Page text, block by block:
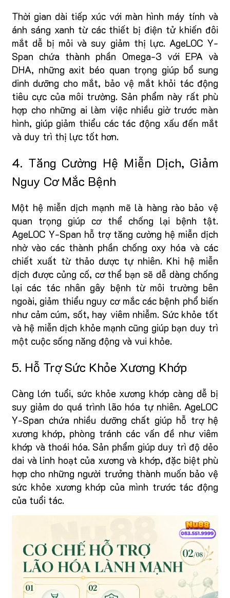
Thời gian dài tiếp xúc với màn hình máy tính và
ánh sáng xanh từ các thiết bị điện tử khiến đôi
mắt dễ bị mỏi và suy giảm thị lực. AgeLOC Y-
Span chứa thành phần Omega-3 với EPA và
DHA, những axit béo quan trọng giúp bổ sung
dinh dưỡng cho mắt, bảo vệ mắt khỏi tác động
tiêu cực của môi trường. Sản phẩm này rất phù
hợp cho những ai làm việc nhiều giờ trước màn
hình, giúp giảm thiểu các tác động xấu đến mắt
và duy trì thị lực tốt hơn.
4. Tăng Cường Hệ Miễn Dịch, Giảm
Nguy Cơ Mắc Bệnh
Một hệ miễn dịch mạnh mẽ là hàng rào bảo vệ
quan trọng giúp cơ thể chống lại bệnh tật.
AgeLOC Y-Span hỗ trợ tăng cường hệ miễn dịch
nhờ vào các thành phần chống oxy hóa và các
chiết xuất từ thảo dược tự nhiên. Khi hệ miễn
dịch được củng cố, cơ thể bạn sẽ dễ dàng chống
lại các tác nhân gây bệnh từ môi trường bên
ngoài, giảm thiểu nguy cơ mắc các bệnh phổ biến
như cảm cúm, sốt, hay viêm nhiễm. Sức khỏe tốt
và hệ miễn dịch khỏe mạnh cũng giúp bạn duy trì
một cuộc sống năng động và vui khỏe.
5. Hỗ Trợ Sức Khỏe Xương Khớp
Càng lớn tuổi, sức khỏe xương khớp càng dễ bị
suy giảm do quá trình lão hóa tự nhiên. AgeLOC
Y-Span chứa nhiều dưỡng chất giúp hỗ trợ hệ
xương khớp, phòng tránh các vấn đề như viêm
khớp và thoái hóa. Sản phẩm giúp duy trì độ dẻo
dai và linh hoạt của xương và khớp, đặc biệt phù
hợp cho những người trưởng thành muốn bảo vệ
sức khỏe xương khớp của mình trước tác động
của tuổi tác.